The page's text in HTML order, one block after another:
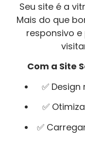
Seu site é a
Mais do que
responsivo
Com a Site
✅
✅
✅